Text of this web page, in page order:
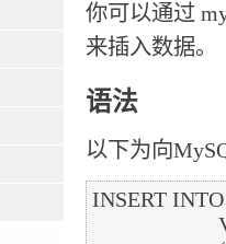
你可以通过
来插入数据。
语法
以下为向
INSERT